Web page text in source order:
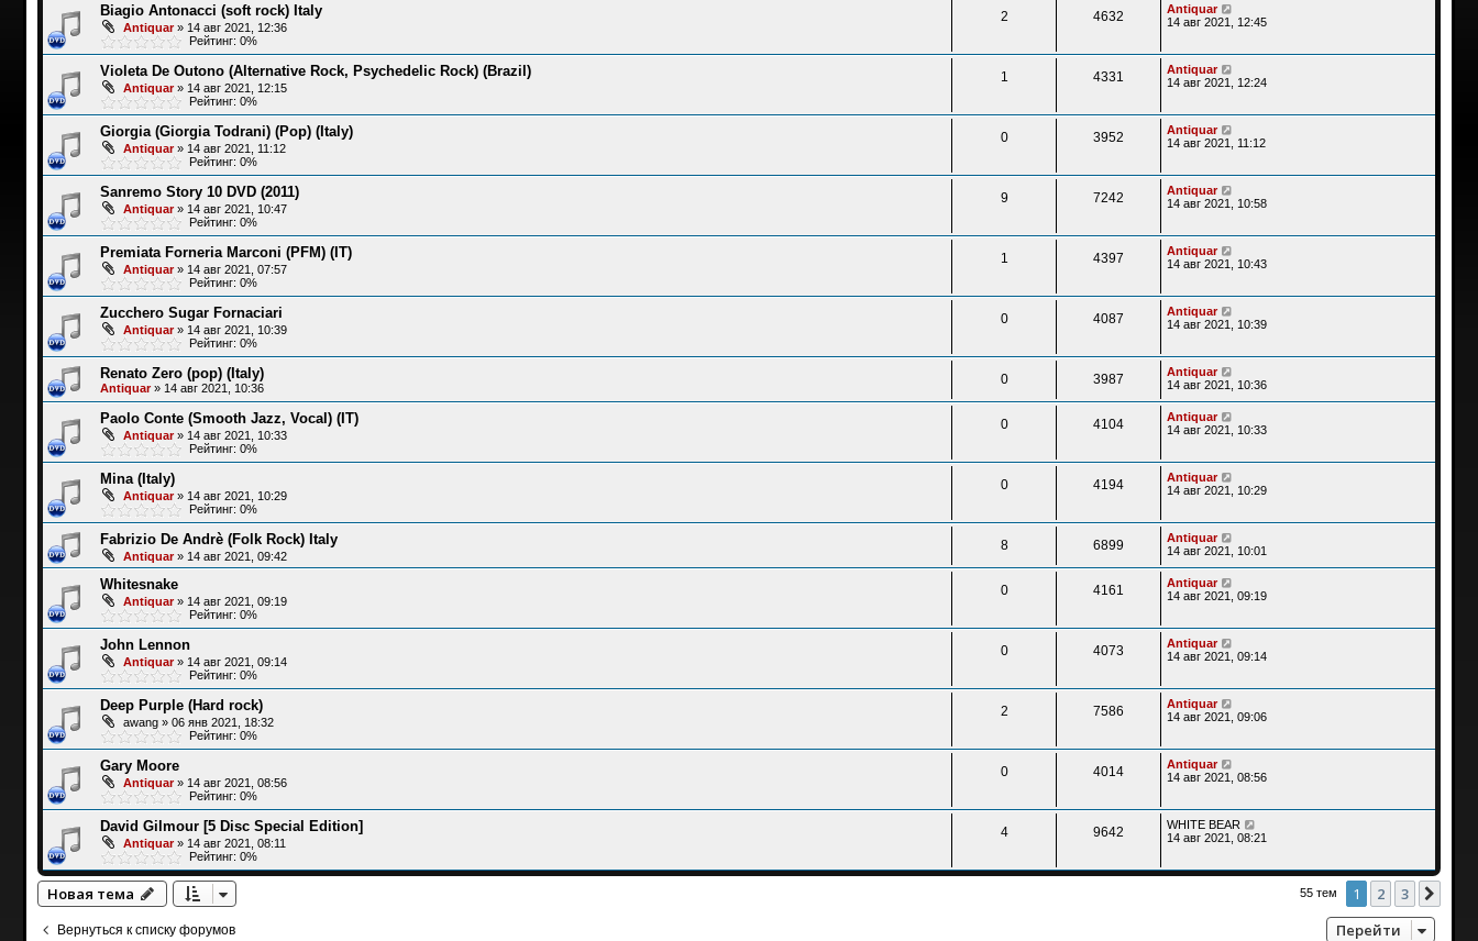
Biagio Antonacci (soft rock) Italy
Antiquar» 14 авг 2021, 12:36
Рейтинг: 0%
2 4632
Antiquar
14 авг 2021, 12:45
Violeta De Outono (Alternative Rock, Psychedelic Rock) (Brazil)
Antiquar» 14 авг 2021, 12:15
Рейтинг: 0%
1 4331
Antiquar
14 авг 2021, 12:24
Giorgia (Giorgia Todrani) (Pop) (Italy)
Antiquar» 14 авг 2021, 11:12
Рейтинг: 0%
0 3952
Antiquar
14 авг 2021, 11:12
Sanremo Story 10 DVD (2011)
Antiquar» 14 авг 2021, 10:47
Рейтинг: 0%
9 7242
Antiquar
14 авг 2021, 10:58
Premiata Forneria Marconi (PFM) (IT)
Antiquar» 14 авг 2021, 07:57
Рейтинг: 0%
1 4397
Antiquar
14 авг 2021, 10:43
Zucchero Sugar Fornaciari
Antiquar» 14 авг 2021, 10:39
Рейтинг: 0%
0 4087
Antiquar
14 авг 2021, 10:39
Renato Zero (pop) (Italy)
Antiquar» 14 авг 2021, 10:36
0 3987
Antiquar
14 авг 2021, 10:36
Paolo Conte (Smooth Jazz, Vocal) (IT)
Antiquar» 14 авг 2021, 10:33
Рейтинг: 0%
0 4104
Antiquar
14 авг 2021, 10:33
Mina (Italy)
Antiquar» 14 авг 2021, 10:29
Рейтинг: 0%
0 4194
Antiquar
14 авг 2021, 10:29
Fabrizio De Andrè (Folk Rock) Italy
Antiquar» 14 авг 2021, 09:42
8 6899
Antiquar
14 авг 2021, 10:01
Whitesnake
Antiquar» 14 авг 2021, 09:19
Рейтинг: 0%
0 4161
Antiquar
14 авг 2021, 09:19
John Lennon
Antiquar» 14 авг 2021, 09:14
Рейтинг: 0%
0 4073
Antiquar
14 авг 2021, 09:14
Deep Purple (Hard rock)
awang» 06 янв 2021, 18:32
Рейтинг: 0%
2 7586
Antiquar
14 авг 2021, 09:06
Gary Moore
Antiquar» 14 авг 2021, 08:56
Рейтинг: 0%
0 4014
Antiquar
14 авг 2021, 08:56
David Gilmour [5 Disc Special Edition]
Antiquar» 14 авг 2021, 08:11
Рейтинг: 0%
4 9642
WHITE BEAR
14 авг 2021, 08:21
Новая тема 55 тем 1 2 3
Вернуться к списку форумов Перейти